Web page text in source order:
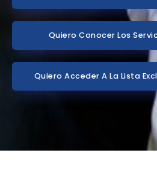
Quiero Conocer Los
Quiero Acceder A La Lista